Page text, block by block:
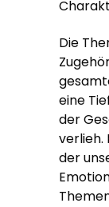
Die
eine
der
verlieh.
der